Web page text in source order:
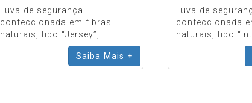
Luva de segurança
confeccionada em fibras
naturais, tipo “Jersey”,
totalmente revestida em
nitrila, lisa, punho de lona.
Saiba Mais +
Luva de
confeccionada
naturais, tipo
totalmente
nitrila, lisa,